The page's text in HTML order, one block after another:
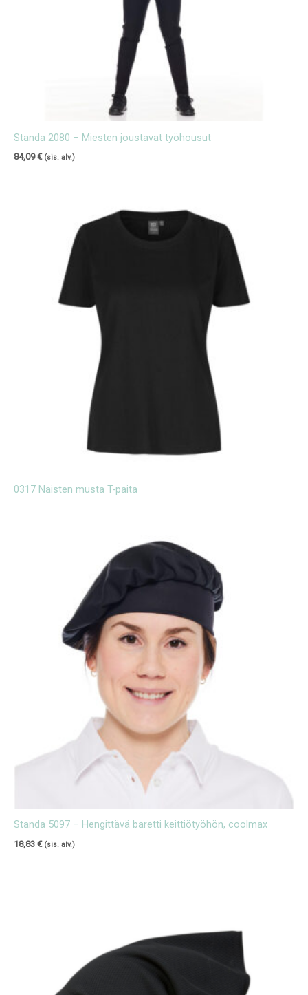
Standa 2080 – Miesten joustavat työhousut
84,09€ (sis. alv.)
0317 Naisten musta T-paita
Standa 5097 – Hengittävä baretti keittiötyöhön, coolmax
18,83 € (sis. alv.)